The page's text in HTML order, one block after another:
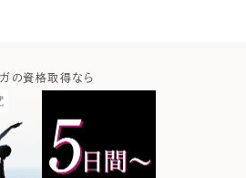
ガの資格取得なら